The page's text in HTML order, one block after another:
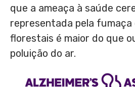
que a ameaça à saúde
representada pela fumaça
florestais é maior do que
poluição do ar.